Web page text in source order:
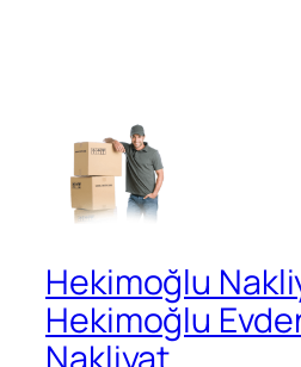
Hekimoğlu
Hekimoğlu